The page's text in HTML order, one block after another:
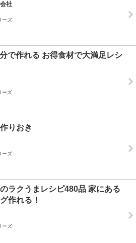
社
ーズ
で作れる お得食材で大満足レシ
ーズ
りおき
ーズ
ラクうまレシピ480品 家にある
作れる！
ーズ